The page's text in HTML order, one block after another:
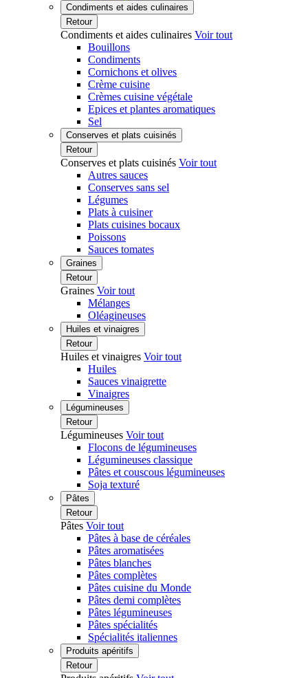
Condiments et aides culinaires
Retour
Condiments et aides culinaires Voir tout
Bouillons
Condiments
Cornichons et olives
Crème cuisine
Crèmes cuisine végétale
Epices et plantes aromatiques
Sel
Conserves et plats cuisinés
Retour
Conserves et plats cuisinés Voir tout
Autres sauces
Conserves sans sel
Légumes
Plats à cuisiner
Plats cuisines bocaux
Poissons
Sauces tomates
Graines
Retour
Graines Voir tout
Mélanges
Oléagineuses
Huiles et vinaigres
Retour
Huiles et vinaigres Voir tout
Huiles
Sauces vinaigrette
Vinaigres
Légumineuses
Retour
Légumineuses Voir tout
Flocons de légumineuses
Légumineuses classique
Pâtes et couscous légumineuses
Soja texturé
Pâtes
Retour
Pâtes Voir tout
Pâtes à base de céréales
Pâtes aromatisées
Pâtes blanches
Pâtes complètes
Pâtes cuisine du Monde
Pâtes demi complètes
Pâtes légumineuses
Pâtes spécialités
Spécialités italiennes
Produits apéritifs
Retour